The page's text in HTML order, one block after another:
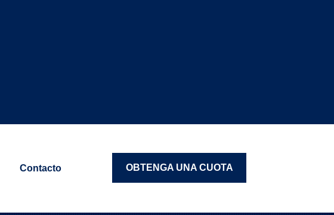
Contacto OBTENGA UNA CUOTA